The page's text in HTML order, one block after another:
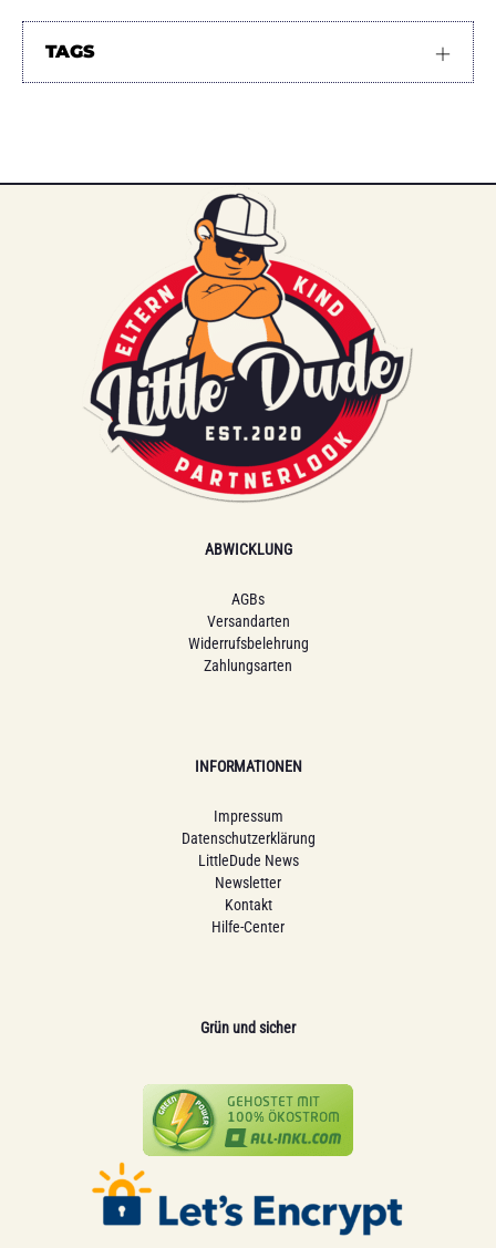
TAGS
ABWICKLUNG
AGBs
Versandarten
Widerrufsbelehrung
Zahlungsarten
INFORMATIONEN
Impressum
Datenschutzerklärung
LittleDude News
Newsletter
Kontakt
Hilfe-Center
Grün und sicher